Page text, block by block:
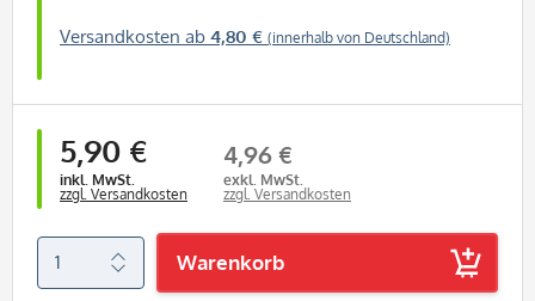
Versandkosten ab 4,80 € (innerhalb von Deutschland)
5,90 €
inkl. MwSt.
zzgl. Versandkosten
4,96 €
exkl. MwSt.
zzgl. Versandkosten
Warenkorb